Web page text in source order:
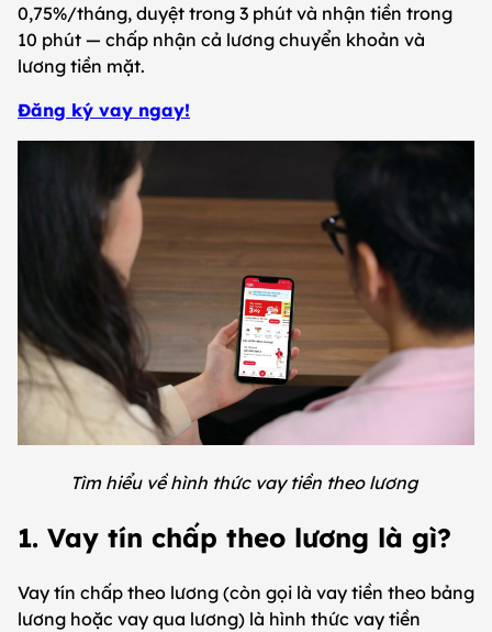
0,75%/tháng, duyệt trong 3 phút và nhận tiền trong
10 phút — chấp nhận cả lương chuyển khoản và
lương tiền mặt.
Đăng ký vay ngay!
Tìm hiểu về hình thức vay tiền theo lương
1. Vay tín chấp theo lương là gì?
Vay tín chấp theo lương (còn gọi là vay tiền theo bảng
lương hoặc vay qua lương) là hình thức vay tiền